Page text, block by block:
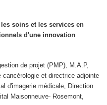
soins et les services en
d'une innovation
de projet (PMP), M.A.P,
et directrice adjointe
d'imagerie médicale, Direction
Maisonneuve- Rosemont,